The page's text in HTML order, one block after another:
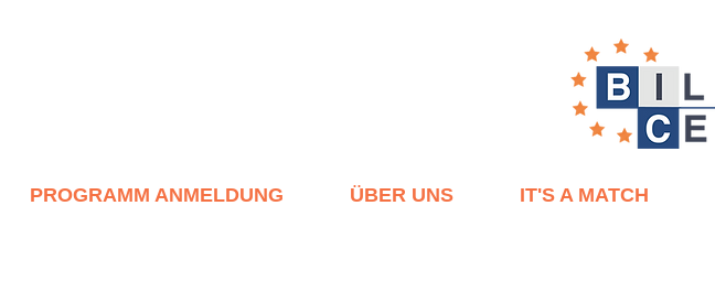
PROGRAMM ANMELDUNG ÜBER UNS IT'S A MATCH